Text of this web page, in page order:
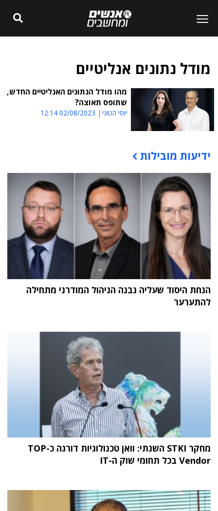
מודל נתונים אנליטיים
מהו מודל הנתונים האנליטיים החדש,
שתופס תאוצה?
יוסי הטוני 02/08/2023 12:14
תוכן פרסומי
ידיעות מובילות
הנחת היסוד שעליה נבנה הניהול המודרני מתחילה
להתערער
מחקר STKI השנתי: וואן טכנולוגיות דורגה כ-TOP
Vendor בכל תחומי שוק ה-IT